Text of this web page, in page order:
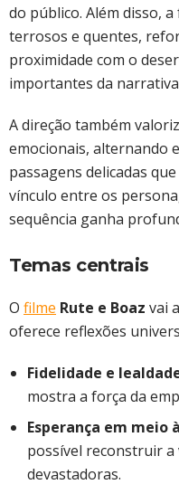
do público. Além disso,
terrosos e quentes,
proximidade com o
importantes da
A direção também
emocionais, alternando
passagens delicadas
vínculo entre os
sequência ganha
Temas centrais
O filme Rute e Boaz vai
oferece reflexões
Fidelidade e
mostra a força da
Esperança em meio
possível reconstruir a
devastadoras.